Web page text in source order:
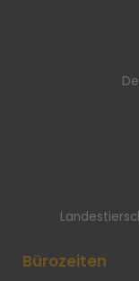
Bürozeiten